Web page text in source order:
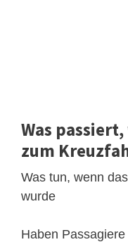
Was
zum
Was tun, wenn
wurde
Haben